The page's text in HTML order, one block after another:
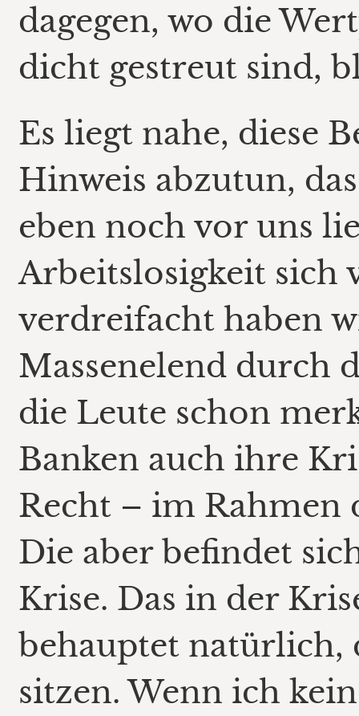
dagegen, wo die
dicht gestreut sind,
Es liegt nahe, diese
Hinweis abzutun,
eben noch vor uns
Arbeitslosigkeit sich
verdreifacht haben
Massenelend durch
die Leute schon
Banken auch ihre
Recht – im Rahmen
Die aber befindet
Krise. Das in der
behauptet natürlich,
sitzen. Wenn ich